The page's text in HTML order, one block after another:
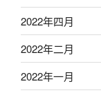
2022年四月
2022年二月
2022年一月